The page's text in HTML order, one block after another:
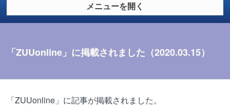
メニューを開く
「ZUUonline」に掲載されました（2020.03.15）
「ZUUonline」に記事が掲載されました。